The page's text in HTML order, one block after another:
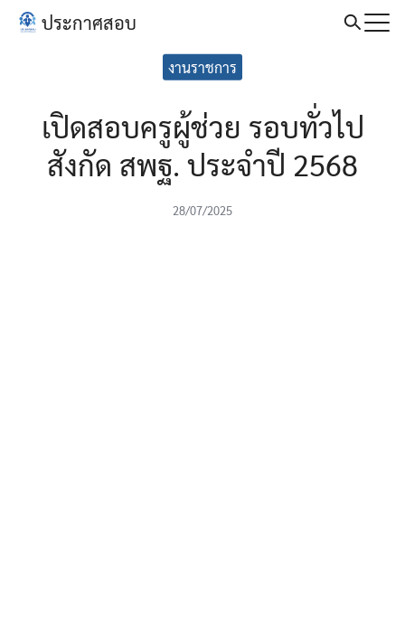
Skip
ประกาศสอบ
งานราชการ
เปิดสอบครูผู้ช่วย รอบทั่วไป
สังกัด สพฐ. ประจำปี 2568
28/07/2025